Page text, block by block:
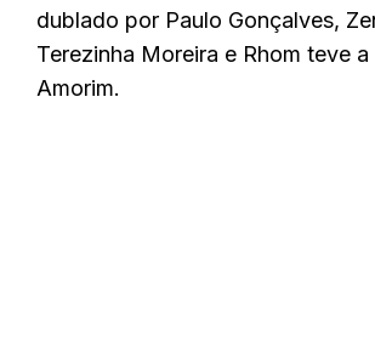
dublado por Paulo Gonçalves,
Terezinha Moreira e Rhom teve
Amorim.